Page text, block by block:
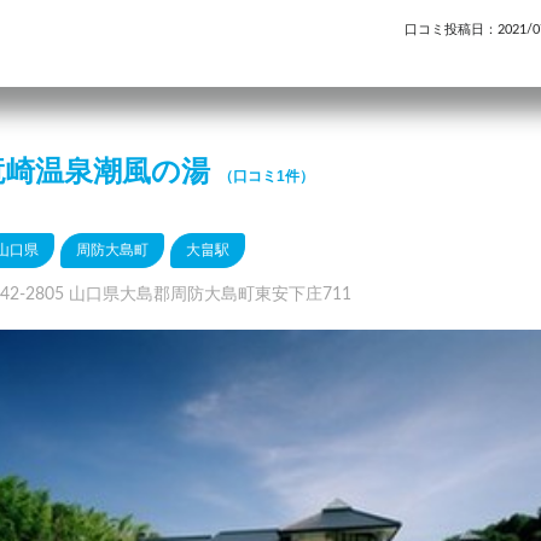
口コミ投稿日：2021/
崎温泉潮風の湯 （口コミ1件）
口県 周防大島町 大畠駅
2805 山口県大島郡周防大島町東安下庄711